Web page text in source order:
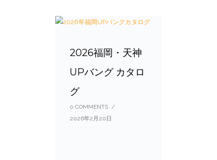
2026福岡・天神
UPバング カタロ
グ
0 COMMENTS /
2026年2月20日